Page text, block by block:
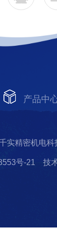
产品中
实精密机电
号-21 技